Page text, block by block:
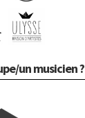
un musicien ?